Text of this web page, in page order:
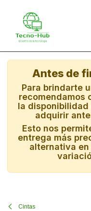
Antes de
Para brindarte
recomendamos
la
adquirir
Esto nos
entrega más
alternativa
Cintas